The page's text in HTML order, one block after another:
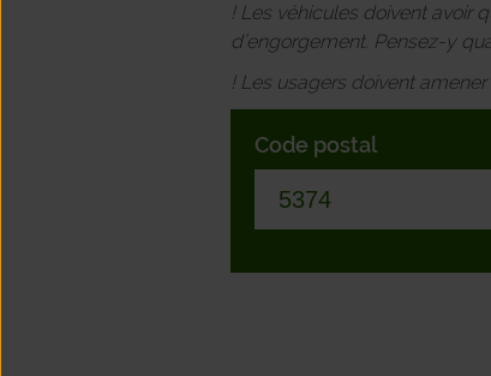
! Les véhicules doivent avoir
d’engorgement. Pensez-y
! Les usagers doivent
Code postal